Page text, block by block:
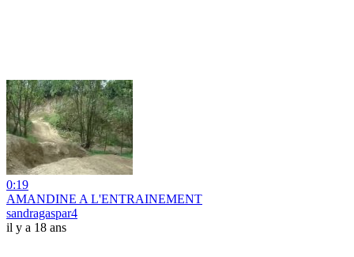
0:19
AMANDINE A L'ENTRAINEMENT
sandragaspar4
il y a 18 ans